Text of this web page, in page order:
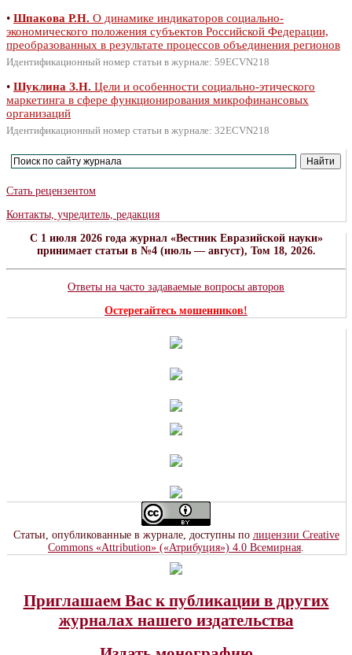
• Шпакова Р.Н. О динамике индикаторов социально-
экономического положения субъектов Российской Федерации,
преобразованных в результате процессов объединения регионов
Идентификационный номер статьи в журнале: 59ECVN218
• Шуклина З.Н. Цели и особенности социально-этического
маркетинга в сфере функционирования микрофинансовых
организаций
Идентификационный номер статьи в журнале: 32ECVN218
Стать рецензентом
Контакты, учредитель, редакция
C 1 июля 2026 года журнал «Вестник Евразийской науки»
принимает статьи в №4 (июль — август), Том 18, 2026.
Ответы на часто задаваемые вопросы авторов
Остерегайтесь мошенников!
Статьи, опубликованные в журнале, доступны по лицензии Creative
Commons «Attribution» («Атрибуция») 4.0 Всемирная
Приглашаем Вас к публикации в других
журналах нашего издательства